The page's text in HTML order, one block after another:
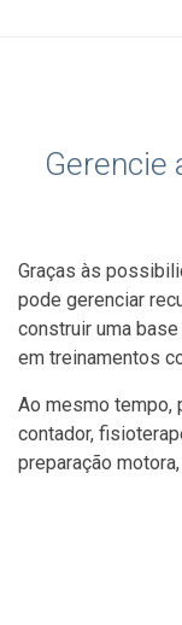
Gerencie
Graças às
pode gerenciar
construir uma
em treinamentos
Ao mesmo tempo,
contador,
preparação